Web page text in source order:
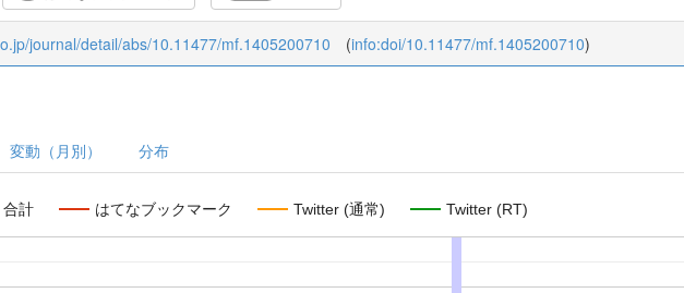
journal/detail/abs/10.11477/mf.1405200710 (info:doi/10.11477/mf.1405200710)
変動（月別） 分布
合計 はてなブックマーク Twitter (通常) Twitter (RT)